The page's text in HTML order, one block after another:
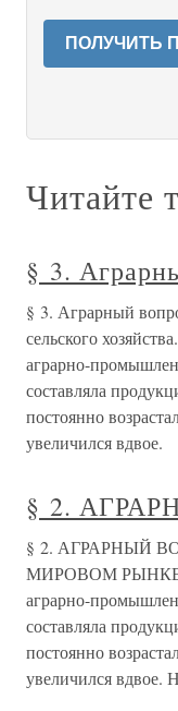
ПОЛУЧИТЬ
Читайте
§ 3.
§ 3. Аграрный
сельского
аграрно-
составляла
постоянно
увеличился вдвое.
§ 2.
§ 2. АГРАРНЫЙ
МИРОВОМ РЫНКЕ. В
аграрно-
составляла
постоянно
увеличился вдвое.